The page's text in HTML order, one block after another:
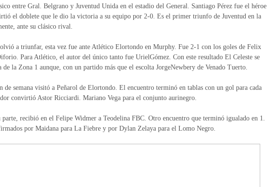
entre Gral. Belgrano y Juventud Unida en el estadio del General. Santiago Pérez fue el héroe
el doblete que le dio la victoria a su equipo por 2-0. Es el primer triunfo de Juventud en la
ante su clásico rival.
a triunfar, esta vez fue ante Atlético Elortondo en Murphy. Fue 2-1 con los goles de Felix
Para Atlético, el autor del único tanto fue UrielGómez. Con este resultado El Celeste se
de la Zona 1 aunque, con un partido más que el escolta JorgeNewbery de Venado Tuerto.
semana visitó a Peñarol de Elortondo. El encuentro terminó en tablas con un gol para cada
convirtió Astor Ricciardi. Mariano Vega para el conjunto aurinegro.
parte, recibió en el Felipe Widmer a Teodelina FBC. Otro encuentro que terminó igualado en 1.
por Maidana para La Fiebre y por Dylan Zelaya para el Lomo Negro.